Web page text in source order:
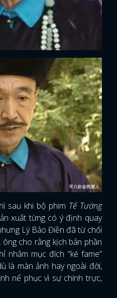
sau khi bộ phim Tể Tướng
xuất từng có ý định quay
Lý Bảo Điền đã từ chối
ông cho rằng kịch bản phần
nhằm mục đích “ké fame”
là màn ảnh hay ngoài đời,
nể phục vì sự chính trực,